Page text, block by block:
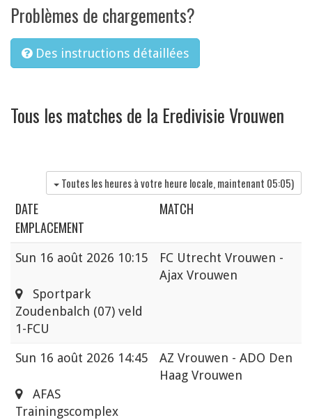
Problèmes de chargements?
Des instructions détaillées
Tous les matches de la Eredivisie Vrouwen
Toutes les heures à votre heure locale, maintenant 05:05)
DATE
MATCH
EMPLACEMENT
Sun 16 août 2026 10:15
FC Utrecht Vrouwen -
Ajax Vrouwen
Sportpark
Zoudenbalch (07) veld
1-FCU
Sun 16 août 2026 14:45
AZ Vrouwen - ADO Den
Haag Vrouwen
AFAS
Trainingscomplex